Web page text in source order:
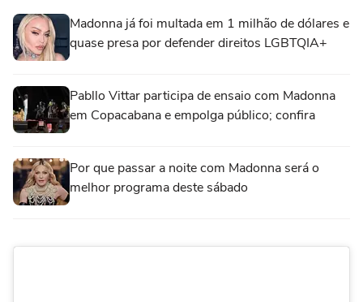
Madonna já foi multada em 1 milhão de dólares e
quase presa por defender direitos LGBTQIA+
Pabllo Vittar participa de ensaio com Madonna
em Copacabana e empolga público; confira
Por que passar a noite com Madonna será o
melhor programa deste sábado